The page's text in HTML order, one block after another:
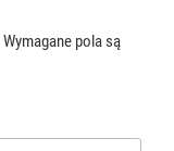
Wymagane pola są